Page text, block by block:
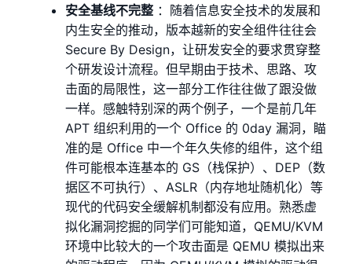
安全基线不完整 ：随着信息安全技术的发展和
内生安全的推动，版本越新的安全组件往往会
Secure By Design，让研发安全的要求贯穿整
个研发设计流程。但早期由于技术、思路、攻
击面的局限性，这一部分工作往往做了跟没做
一样。感触特别深的两个例子，一个是前几年
APT 组织利用的一个 Office 的 0day 漏洞，瞄
准的是 Office 中一个年久失修的组件，这个组
件可能根本连基本的 GS（栈保护）、DEP（数
据区不可执行）、ASLR（内存地址随机化）等
现代的代码安全缓解机制都没有应用。熟悉虚
拟化漏洞挖掘的同学们可能知道，QEMU/KVM
环境中比较大的一个攻击面是 QEMU 模拟出来